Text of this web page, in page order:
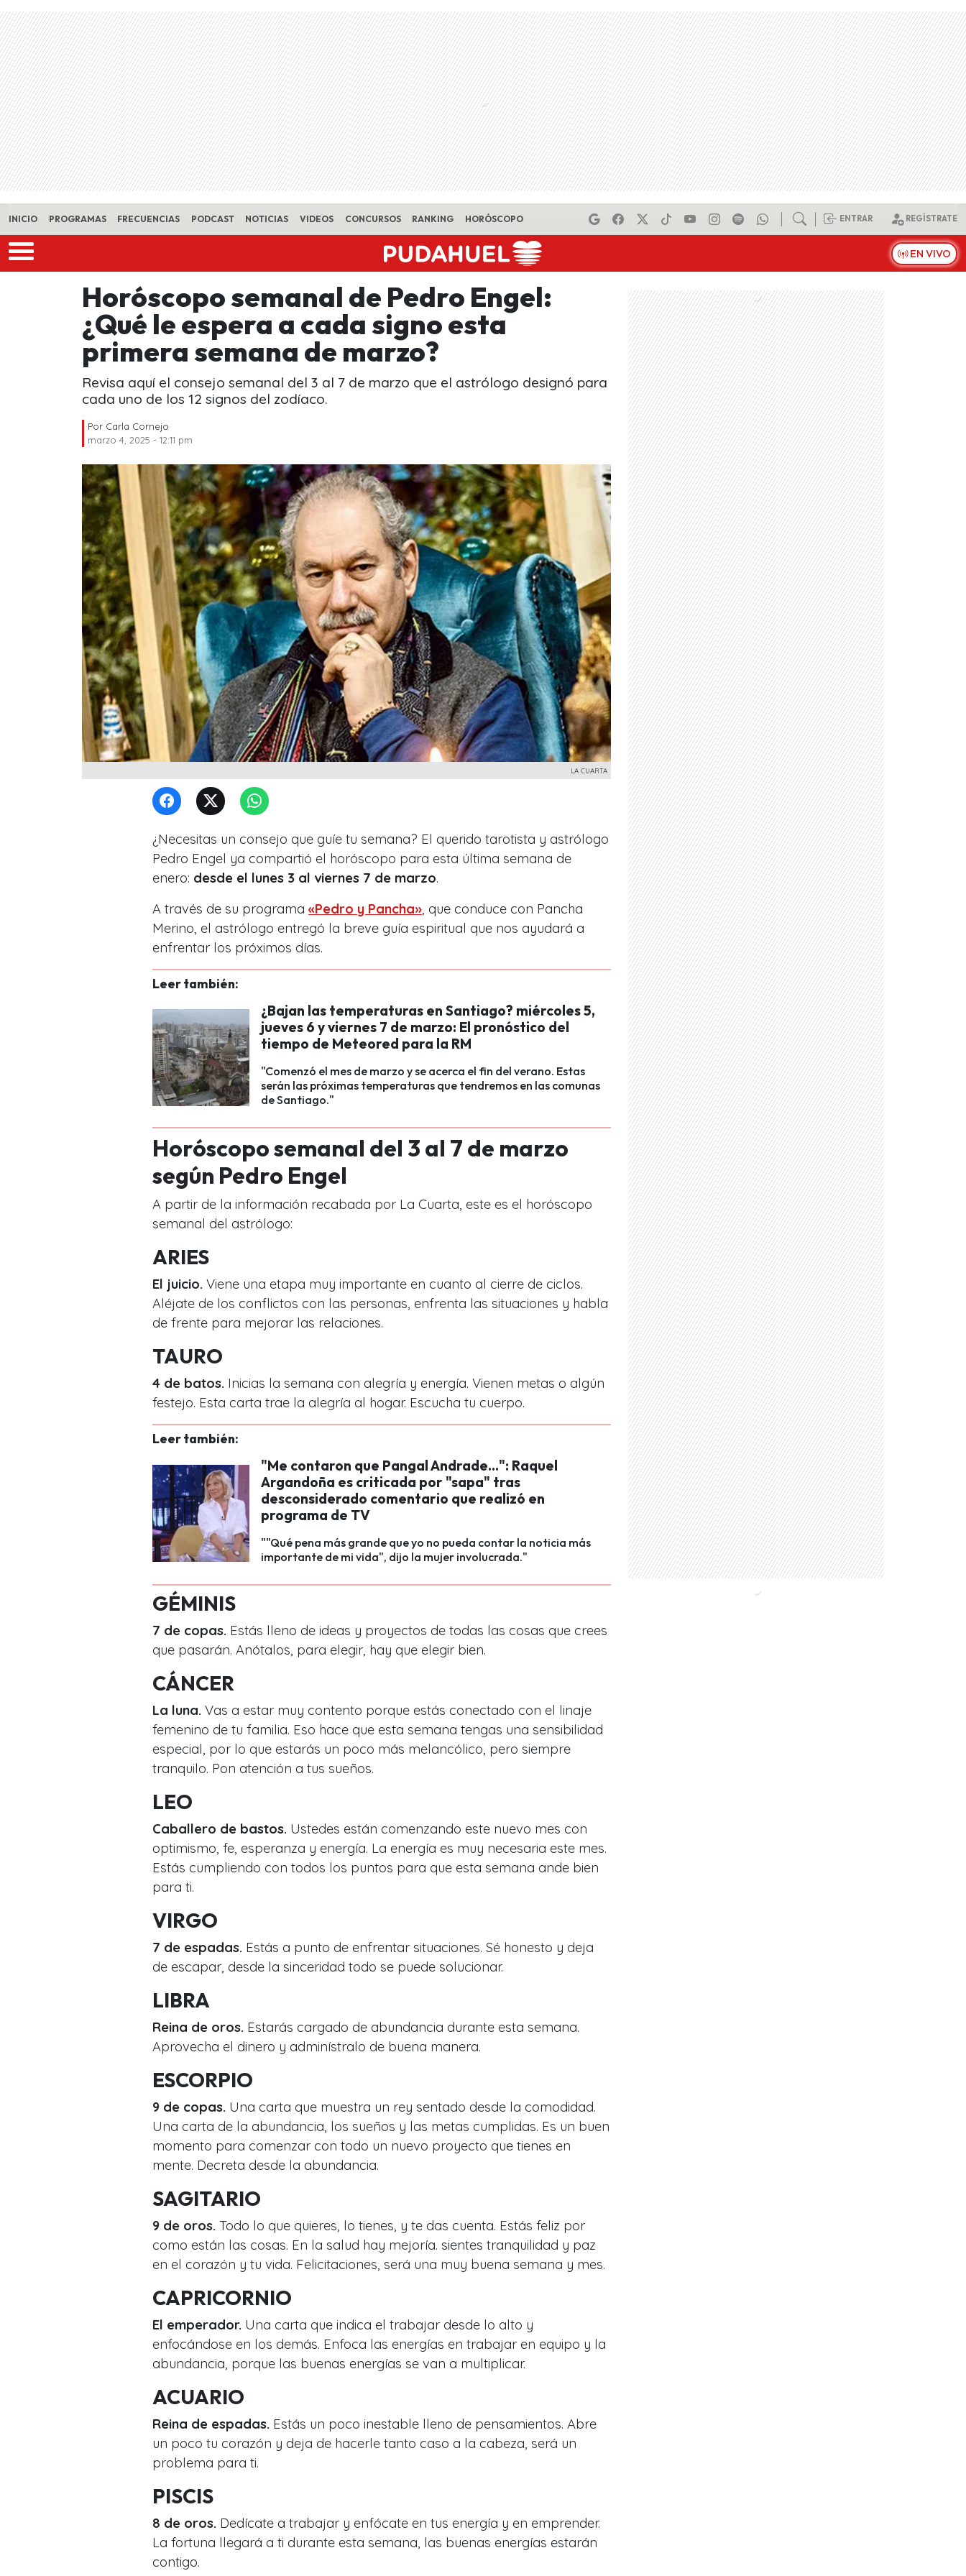
Skip to main content
INICIO PROGRAMAS FRECUENCIAS PODCAST NOTICIAS VIDEOS CONCURSOS RANKING HORÓSCOPO ENTRAR REGÍSTRATE
EN VIVO
Horóscopo semanal de Pedro Engel:
¿Qué le espera a cada signo esta
primera semana de marzo?
Revisa aquí el consejo semanal del 3 al 7 de marzo que el astrólogo designó para
cada uno de los 12 signos del zodíaco.
Por Carla Cornejo
marzo 4, 2025 - 12:11 pm
LA CUARTA
¿Necesitas un consejo que guíe tu semana? El querido tarotista y astrólogo
Pedro Engel ya compartió el horóscopo para esta última semana de
enero: desde el lunes 3 al viernes 7 de marzo.
A través de su programa «Pedro y Pancha» , que conduce con Pancha
Merino, el astrólogo entregó la breve guía espiritual que nos ayudará a
enfrentar los próximos días.
Leer también:
¿Bajan las temperaturas en Santiago? miércoles 5,
jueves 6 y viernes 7 de marzo: El pronóstico del
tiempo de Meteored para la RM
"Comenzó el mes de marzo y se acerca el fin del verano. Estas
serán las próximas temperaturas que tendremos en las comunas
de Santiago."
Horóscopo semanal del 3 al 7 de marzo
según Pedro Engel
A partir de la información recabada por La Cuarta, este es el horóscopo
semanal del astrólogo:
ARIES
El juicio. Viene una etapa muy importante en cuanto al cierre de ciclos.
Aléjate de los conflictos con las personas, enfrenta las situaciones y habla
de frente para mejorar las relaciones.
TAURO
4 de batos. Inicias la semana con alegría y energía. Vienen metas o algún
festejo. Esta carta trae la alegría al hogar. Escucha tu cuerpo.
Leer también:
"Me contaron que Pangal Andrade...": Raquel
Argandoña es criticada por "sapa" tras
desconsiderado comentario que realizó en
programa de TV
""Qué pena más grande que yo no pueda contar la noticia más
importante de mi vida", dijo la mujer involucrada."
GÉMINIS
7 de copas. Estás lleno de ideas y proyectos de todas las cosas que crees
que pasarán. Anótalos, para elegir, hay que elegir bien.
CÁNCER
La luna. Vas a estar muy contento porque estás conectado con el linaje
femenino de tu familia. Eso hace que esta semana tengas una sensibilidad
especial, por lo que estarás un poco más melancólico, pero siempre
tranquilo. Pon atención a tus sueños.
LEO
Caballero de bastos. Ustedes están comenzando este nuevo mes con
optimismo, fe, esperanza y energía. La energía es muy necesaria este mes.
Estás cumpliendo con todos los puntos para que esta semana ande bien
para ti.
VIRGO
7 de espadas. Estás a punto de enfrentar situaciones. Sé honesto y deja
de escapar, desde la sinceridad todo se puede solucionar.
LIBRA
Reina de oros. Estarás cargado de abundancia durante esta semana.
Aprovecha el dinero y adminístralo de buena manera.
ESCORPIO
9 de copas. Una carta que muestra un rey sentado desde la comodidad.
Una carta de la abundancia, los sueños y las metas cumplidas. Es un buen
momento para comenzar con todo un nuevo proyecto que tienes en
mente. Decreta desde la abundancia.
SAGITARIO
9 de oros. Todo lo que quieres, lo tienes, y te das cuenta. Estás feliz por
como están las cosas. En la salud hay mejoría. sientes tranquilidad y paz
en el corazón y tu vida. Felicitaciones, será una muy buena semana y mes.
CAPRICORNIO
El emperador. Una carta que indica el trabajar desde lo alto y
enfocándose en los demás. Enfoca las energías en trabajar en equipo y la
abundancia, porque las buenas energías se van a multiplicar.
ACUARIO
Reina de espadas. Estás un poco inestable lleno de pensamientos. Abre
un poco tu corazón y deja de hacerle tanto caso a la cabeza, será un
problema para ti.
PISCIS
8 de oros. Dedícate a trabajar y enfócate en tus energía y en emprender.
La fortuna llegará a ti durante esta semana, las buenas energías estarán
contigo.